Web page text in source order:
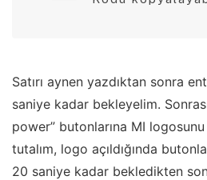
Satırı aynen yazdıktan sonra
saniye kadar bekleyelim.
power” butonlarına MI
tutalım, logo açıldığında
20 saniye kadar bekledikten